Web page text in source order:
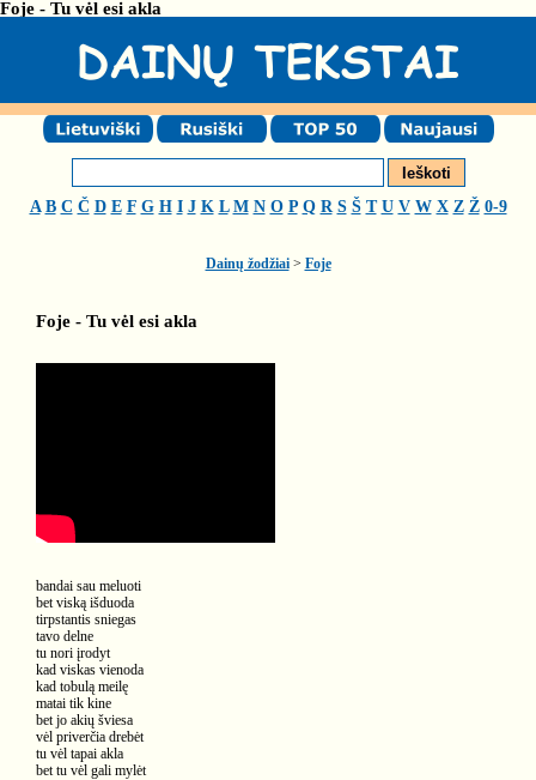
Foje - Tu vėl esi akla
A B C Č D E F G H I J K L M N O P Q R S Š T U V W X Z Ž 0-9
Dainų žodžiai> Foje
Foje - Tu vėl esi akla
bandai sau meluoti
bet viską išduoda
tirpstantis sniegas
tavo delne
tu nori įrodyt
kad viskas vienoda
kad tobulą meilę
matai tik kine
bet jo akių šviesa
vėl priverčia drebėt
tu vėl tapai akla
bet tu vėl gali mylėt